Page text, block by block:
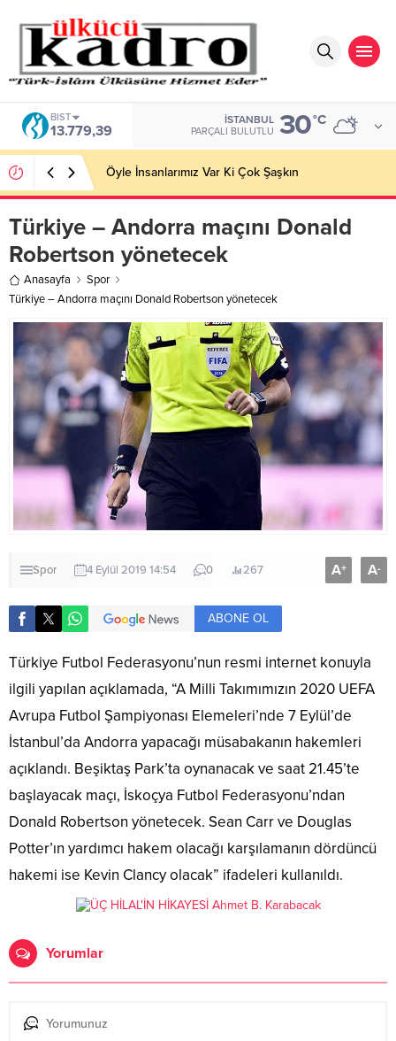
BIST
13.779,39
İSTANBUL
PARÇALI BULUTLU 30°C
Öyle İnsanlarımız Var Ki Çok Şaşkın
Türkiye – Andorra maçını Donald
Robertson yönetecek
Anasayfa
Spor
Türkiye – Andorra maçını Donald Robertson yönetecek
Spor 4 Eylül 2019 14:54 0 267 A+ A-
ABONE OL
Türkiye Futbol Federasyonu’nun resmi internet konuyla
ilgili yapılan açıklamada, “A Milli Takımımızın 2020 UEFA
Avrupa Futbol Şampiyonası Elemeleri’nde 7 Eylül’de
İstanbul’da Andorra yapacağı müsabakanın hakemleri
açıklandı. Beşiktaş Park’ta oynanacak ve saat 21.45’te
başlayacak maçı, İskoçya Futbol Federasyonu’ndan
Donald Robertson yönetecek. Sean Carr ve Douglas
Potter’ın yardımcı hakem olacağı karşılamanın dördüncü
hakemi ise Kevin Clancy olacak” ifadeleri kullanıldı.
Yorumlar